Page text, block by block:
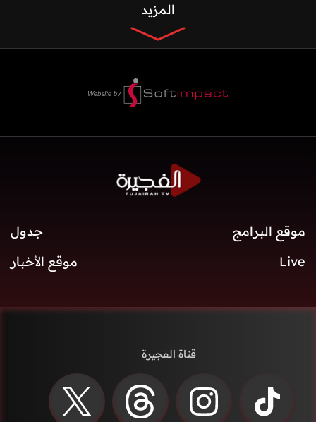
المزيد
موقع البرامج
جدول
Live
موقع الأخبار
قناة الفجيرة